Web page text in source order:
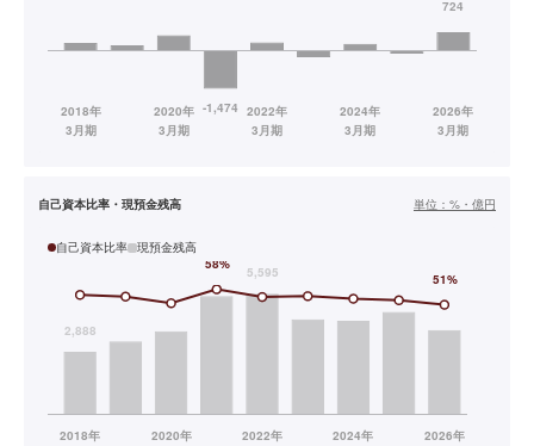
自己資本比率・現預金残高 単位： %・億円
自己資本比率 現預金残高